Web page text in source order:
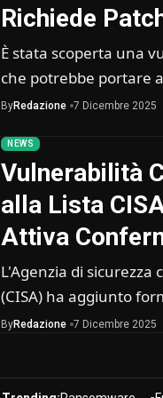
Richiede
È stata scoperta una
che potrebbe portare
ByRedazione 7 Dicembre 2025
NEWS
Vulnerabilità
alla Lista
Attiva
L'Agenzia di
(CISA) ha aggiunto
ByRedazione 7 Dicembre 2025